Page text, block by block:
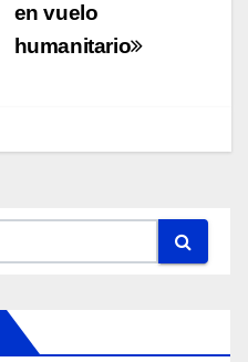
en vuelo
humanitario